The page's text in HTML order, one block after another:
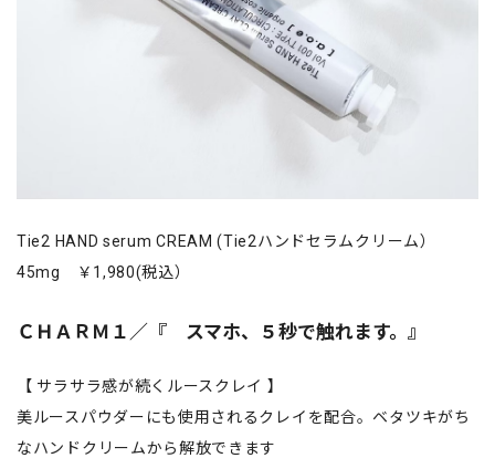
Tie2 HAND serum CREAM (Tie2ハンドセラムクリーム）
45mg ￥1,980(税込）
ＣＨＡＲＭ１／『 スマホ、５秒で触れます。』
【 サラサラ感が続くルースクレイ 】
美ルースパウダーにも使用されるクレイを配合。ベタツキがち
なハンドクリームから解放できます